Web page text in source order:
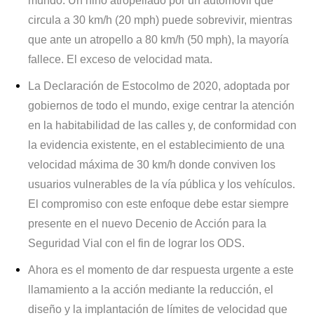
circula a 30 km/h (20 mph) puede sobrevivir, mientras
que ante un atropello a 80 km/h (50 mph), la mayoría
fallece. El exceso de velocidad mata.
La Declaración de Estocolmo de 2020, adoptada por
gobiernos de todo el mundo, exige centrar la atención
en la habitabilidad de las calles y, de conformidad con
la evidencia existente, en el establecimiento de una
velocidad máxima de 30 km/h donde conviven los
usuarios vulnerables de la vía pública y los vehículos.
El compromiso con este enfoque debe estar siempre
presente en el nuevo Decenio de Acción para la
Seguridad Vial con el fin de lograr los ODS.
Ahora es el momento de dar respuesta urgente a este
llamamiento a la acción mediante la reducción, el
diseño y la implantación de límites de velocidad que